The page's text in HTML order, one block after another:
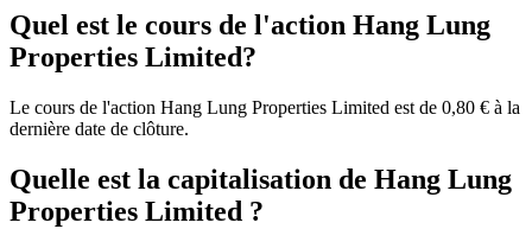
Quel est le cours de l'action Hang Lung
Properties Limited?
Le cours de l'action Hang Lung Properties Limited est de 0,80 € à la
dernière date de clôture.
Quelle est la capitalisation de Hang Lung
Properties Limited ?